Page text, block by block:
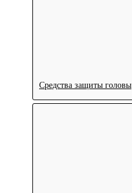
Средства защиты головы